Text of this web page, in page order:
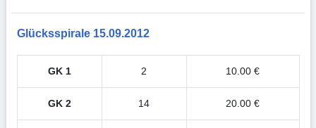
Glücksspirale 15.09.2012
GK 1 2 10.00 €
GK 2 14 20.00 €